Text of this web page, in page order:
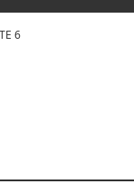
6